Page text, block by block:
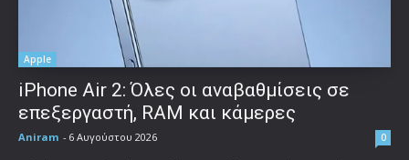
Apple
iPhone Air 2: Όλες οι αναβαθμίσεις σε
επεξεργαστή, RAM και κάμερες
Aniram - 6 Αυγούστου 2026 0